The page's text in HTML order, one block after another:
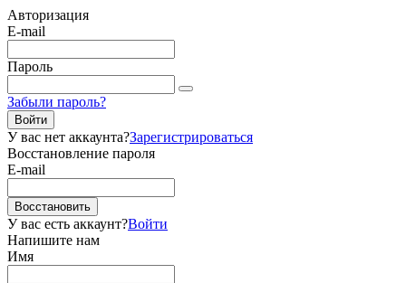
Авторизация
E-mail
Пароль
Забыли пароль?
Войти
У вас нет аккаунта?Зарегистрироваться
Восстановление пароля
E-mail
Восстановить
У вас есть аккаунт?Войти
Напишите нам
Имя